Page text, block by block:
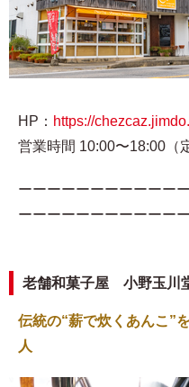
HP： https://
営業時間 10:00〜18:00（
ーーーーーーーーーーー
ーーーーーーーーーーー
老舗和菓子屋 小野玉川
伝統の“薪で炊くあんこ”
人